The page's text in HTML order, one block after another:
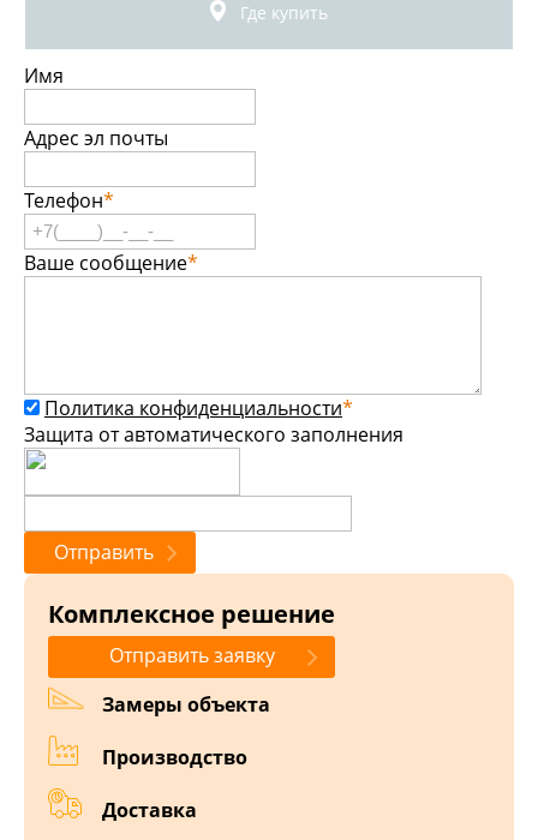
Где купить
Имя
Адрес эл почты
Телефон*
Ваше сообщение*
Политика конфиденциальности*
Защита от автоматического заполнения
Комплексное решение
Отправить заявку
Замеры объекта
Производство
Доставка